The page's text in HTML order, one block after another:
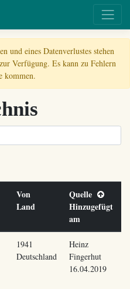
und eines Datenverlustes stehen
Verfügung. Es kann zu Fehlern
kommen.
Von
Land
Quelle
Hinzugefügt
am
1941
Deutschland
Heinz
Fingerhut
16.04.2019